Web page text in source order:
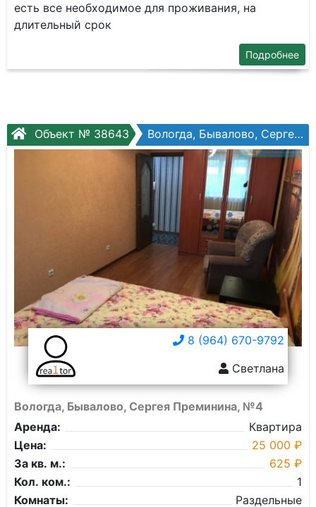
есть все необходимое для проживания, на
длительный срок
Подробнее
Объект № 38643 Вологда, Бывалово, Сергея Преминина, №4
8 (964) 670-9792
Светлана
Вологда, Бывалово, Сергея Преминина, №4
Аренда:
Квартира
Цена:
25 000 ₽
За кв. м.:
625 ₽
Кол. ком.:
1
Комнаты:
Раздельные